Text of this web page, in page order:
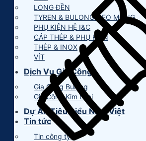
LONG ĐỀN
TYREN & BULONG NEO MÓNG
PHỤ KIỆN HỆ I&C
CÁP THÉP & PHỤ KIỆN
THÉP & INOX
VÍT
Dịch Vụ Gia Công
Gia Công Bulong
Gia Công Kim Loại
Dự Án Tiêu Biểu Nam Việt
Tin tức
Tin công ty